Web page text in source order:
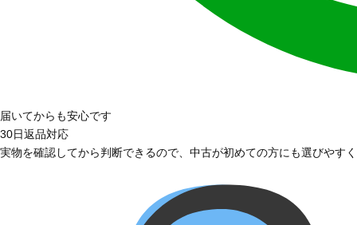
届いてからも安心です
30日返品対応
実物を確認してから判断できるので、中古が初めての方にも選びやす